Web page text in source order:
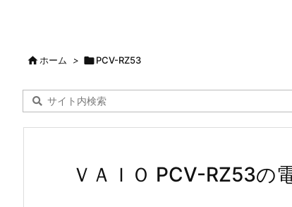
ホーム > PCV-RZ53
ＶＡＩＯ PCV-RZ53の